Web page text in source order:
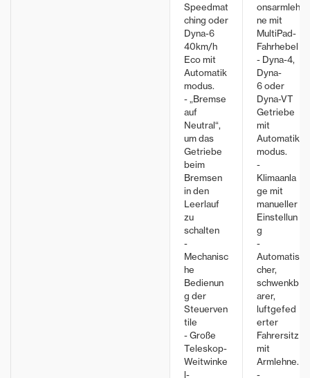
Speedmat
ching oder
Dyna-6
40km/h
Eco mit
Automatik
modus.
- „Bremse
auf
Neutral“,
um das
Getriebe
beim
Bremsen
in den
Leerlauf
zu
schalten
-
Mechanisc
he
Bedienun
g der
Steuerven
tile
- Große
Teleskop-
Weitwinke
l-
onsarmleh
ne mit
MultiPad-
Fahrhebel
- Dyna-4,
Dyna-
6 oder
Dyna-VT
Getriebe
mit
Automatik
modus.
-
Klimaanla
ge mit
manueller
Einstellun
g
-
Automatis
cher,
schwenkb
arer,
luftgefed
erter
Fahrersitz
mit
Armlehne.
-